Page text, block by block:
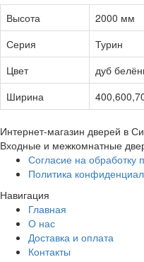
Высота
2000 мм
Серия
Турин
Цвет
дуб
Ширина
Интернет-магазин дверей в
Входные и межкомнатные
Согласие на обработку
Политика
Навигация
Главная
О нас
Доставка и оплата
Контакты